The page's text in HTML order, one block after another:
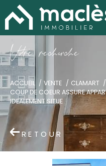
Vore recece
ACCUEIL VENTE CLAMART
COUP DE COEUR ASSURE
IDEALEMENT SITUE
RETOUR